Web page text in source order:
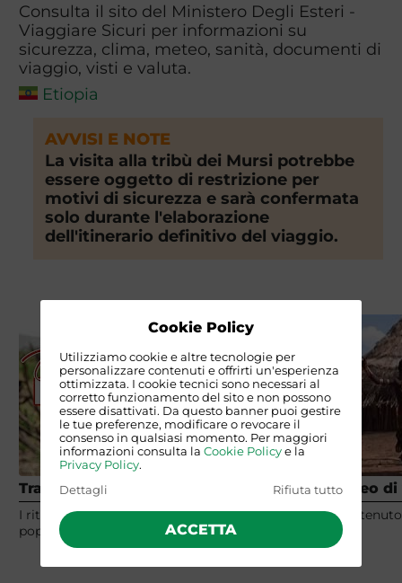
Cookie Policy
Utilizziamo cookie e altre tecnologie per
personalizzare contenuti e offrirti un'esperienza
ottimizzata. I cookie tecnici sono necessari al
corretto funzionamento del sito e non possono
essere disattivati. Da questo banner puoi gestire
le tue preferenze, modificare o revocare il
consenso in qualsiasi momento. Per maggiori
informazioni consulta la Cookie Policye la
Privacy Policy.
Dettagli
Rifiuta tutto
ACCETTA
Consulta il sito del Ministero Degli Esteri -
Viaggiare Sicuri per informazioni su
sicurezza, clima, meteo, sanità, documenti di
viaggio, visti e valuta.
Etiopia
AVVISI E NOTE
La visita alla tribù dei Mursi potrebbe
essere oggetto di restrizione per
motivi di sicurezza e sarà confermata
solo durante l'elaborazione
dell'itinerario definitivo del viaggio.
Tra le tribù dell'Omo
I riti animisti e i corpi dipinti degli ultimi
popoli sulle sponde del fiume Omo.
Video di